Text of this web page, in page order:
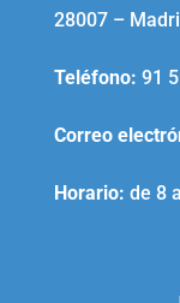
28007 –
Teléfono: 91
Correo
Horario: de 8